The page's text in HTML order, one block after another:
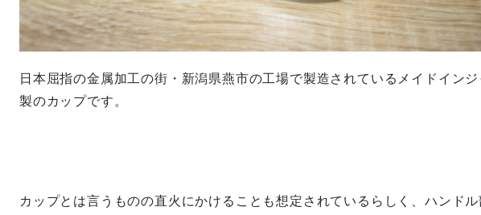
日本屈指の金属加工の街・新潟県燕市の工場で製造されているメイドイン
製のカップです。
カップとは言うものの直火にかけることも想定されているらしく、 ハンド